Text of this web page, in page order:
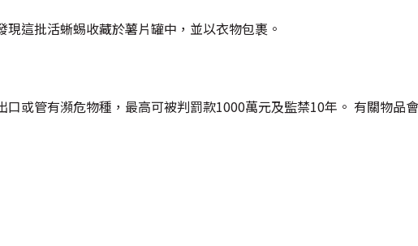
這批活蜥蜴收藏於薯片罐中，並以衣物包裹。
或管有瀕危物種，最高可被判罰款1000萬元及監禁10年。 有關物品